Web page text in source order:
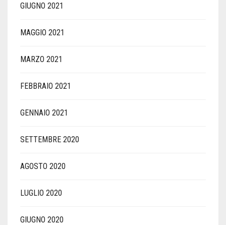
GIUGNO 2021
MAGGIO 2021
MARZO 2021
FEBBRAIO 2021
GENNAIO 2021
SETTEMBRE 2020
AGOSTO 2020
LUGLIO 2020
GIUGNO 2020